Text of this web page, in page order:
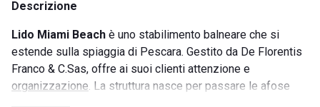
Descrizione
Lido Miami Beach è uno stabilimento balneare che si
estende sulla spiaggia di Pescara. Gestito da De Florentis
Franco & C.Sas, offre ai suoi clienti attenzione e
organizzazione. La struttura nasce per passare le afose